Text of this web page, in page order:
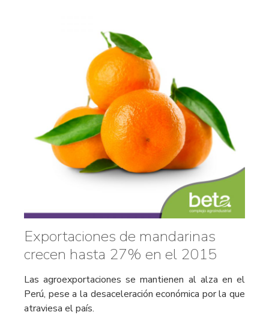
Exportaciones de mandarinas
crecen hasta 27% en el 2015
Las agroexportaciones se mantienen al alza en el
Perú, pese a la desaceleración económica por la que
atraviesa el país.